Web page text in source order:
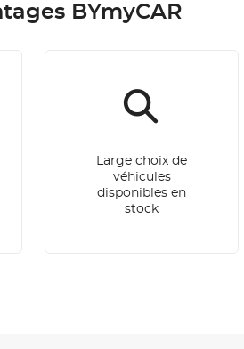
BYmyCAR
Large choix de
véhicules
disponibles en
stock